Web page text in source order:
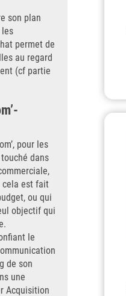
son plan
permet de
au regard
(cf partie
pour les
dans
cela est fait
ou qui
objectif qui
le
de son
une
Acquisition